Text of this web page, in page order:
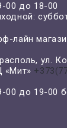
00 до 18-00
лайн
ул.
«Мит»
00 до 19-00